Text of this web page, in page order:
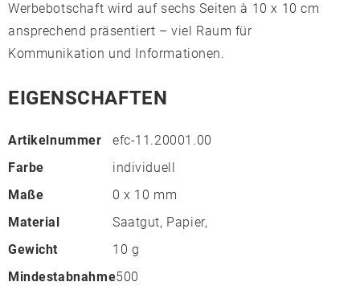
Werbebotschaft wird auf sechs Seiten à 10 x 10 cm
ansprechend präsentiert – viel Raum für
Kommunikation und Informationen.
EIGENSCHAFTEN
Artikelnummer
efc-11.20001.00
Farbe
individuell
Maße
0 x 10 mm
Material
Saatgut, Papier,
Gewicht
10 g
Mindestabnahme500